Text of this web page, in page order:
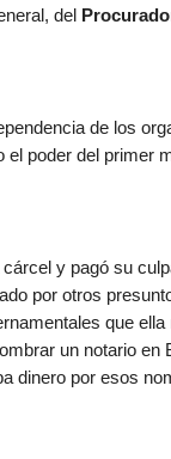
del
de los
el poder del primer
y pagó su
por otros
que
un notario
dinero por esos